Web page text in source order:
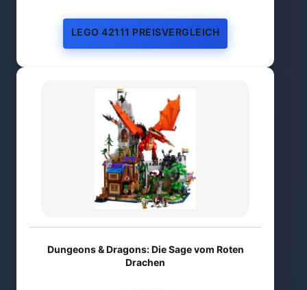
LEGO 42111 PREISVERGLEICH
Dungeons & Dragons: Die Sage vom Roten
Drachen